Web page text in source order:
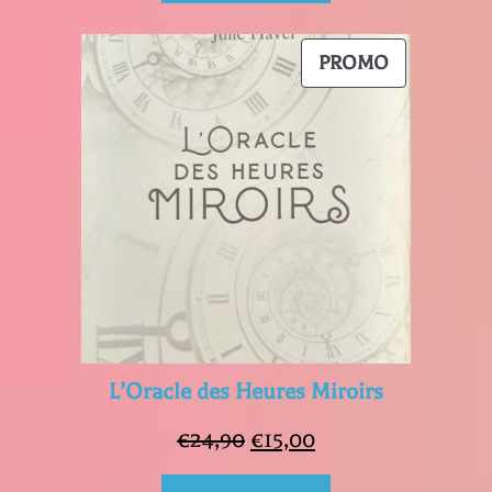
initial
était :
€25,00.
actuel
est :
€15,00.
PROMOPRODUIT
EN
L’Oracle des Heures Miroirs
€24,90 Le
prix
€15,00Le
prix